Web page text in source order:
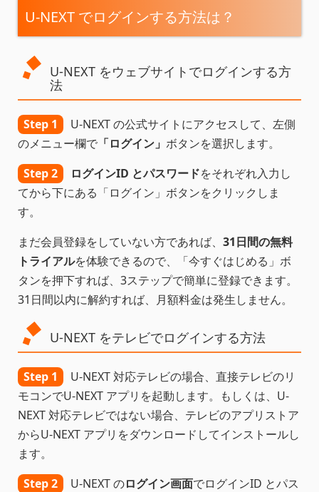
U-NEXT でログインする方法は？
U-NEXT をウェブサイトでログインする方
法
Step 1
U-NEXT の公式サイトにアクセスして、左側
のメニュー欄で 「ログイン」 ボタンを選択します。
Step 2
ログインID とパスワードをそれぞれ入力し
てから下にある「ログイン」ボタンをクリックしま
す。
まだ会員登録をしていない方であれば、 31日間の無料
トライアルを体験できるので、「今すぐはじめる」ボ
タンを押下すれば、3ステップで簡単に登録できます。
31日間以内に解約すれば、月額料金は発生しません。
U-NEXT をテレビでログインする方法
Step 1
U-NEXT 対応テレビの場合、直接テレビのリ
モコンでU-NEXT アプリを起動します。もしくは、U-
NEXT 対応テレビではない場合、テレビのアプリストア
からU-NEXT アプリをダウンロードしてインストールし
ます。
Step 2
U-NEXT のログイン画面でログインID とパス